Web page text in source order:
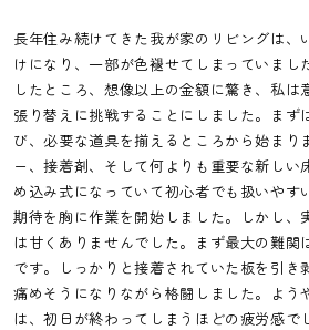
長年住み続けてきた我が家のリビングは、
けになり、一部が色褪せてしまっていまし
したところ、想像以上の金額に驚き、私は
張り替えに挑戦することにしました。まず
び、必要な道具を揃えるところから始まり
ー、接着剤、そして何よりも重要な新しい
め込み式になっていて初心者でも扱いやす
期待を胸に作業を開始しました。しかし、
は甘くありませんでした。まず最大の難関
です。しっかりと接着されていた板を引き
痛めそうになりながら格闘しました。よう
は、初日が終わってしまうほどの疲労感で